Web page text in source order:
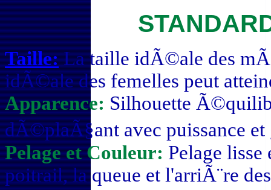
Taille: La taille idÃ©ale des
idÃ©ale des femelles peut
Apparence: Silhouette
dÃ©plaÃ§ant avec puissance et
Pelage et Couleur: Pelage
poitrail, la queue et l'arriÃ¨re